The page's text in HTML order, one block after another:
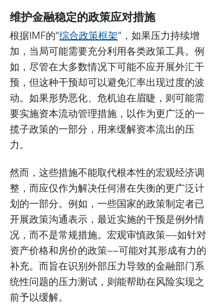
维护金融稳定的政策应对措施
根据IMF的“综合政策框架”，如果压力持续增
加，当局可能需要充分利用各类政策工具。例
如，尽管在大多数情况下可能不应开展外汇干
预，但这种干预却可以避免汇率出现过度的波
动。如果形势恶化、危机迫在眉睫，则可能需
要实施资本流动管理措施，以作为更广泛的一
揽子政策的一部分，用来缓解资本流出的压
力。
然而，这些措施不能取代根本性的宏观经济调
整，而应仅作为解决任何潜在失衡的更广泛计
划的一部分。例如，一些国家的政策制定者已
开展政策沟通表示，最近实施的干预是例外情
况，而不是常规措施。宏观审慎政策——如针对
资产价格和房价的政策——可能对其形成有力的
补充。而旨在识别外部压力导致的金融部门系
统性问题的压力测试，则能帮助在风险实现之
前予以缓解。